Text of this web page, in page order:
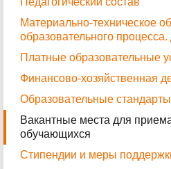
Материально-техническое
образовательного
Платные образовательные
Финансово-хозяйственная
Образовательные
Вакантные места для
обучающихся
Стипендии и меры